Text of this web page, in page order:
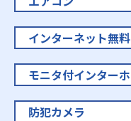
インターネット無料
モニタ付インター
防犯カメラ